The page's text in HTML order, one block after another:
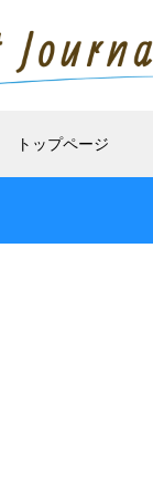
トップページ